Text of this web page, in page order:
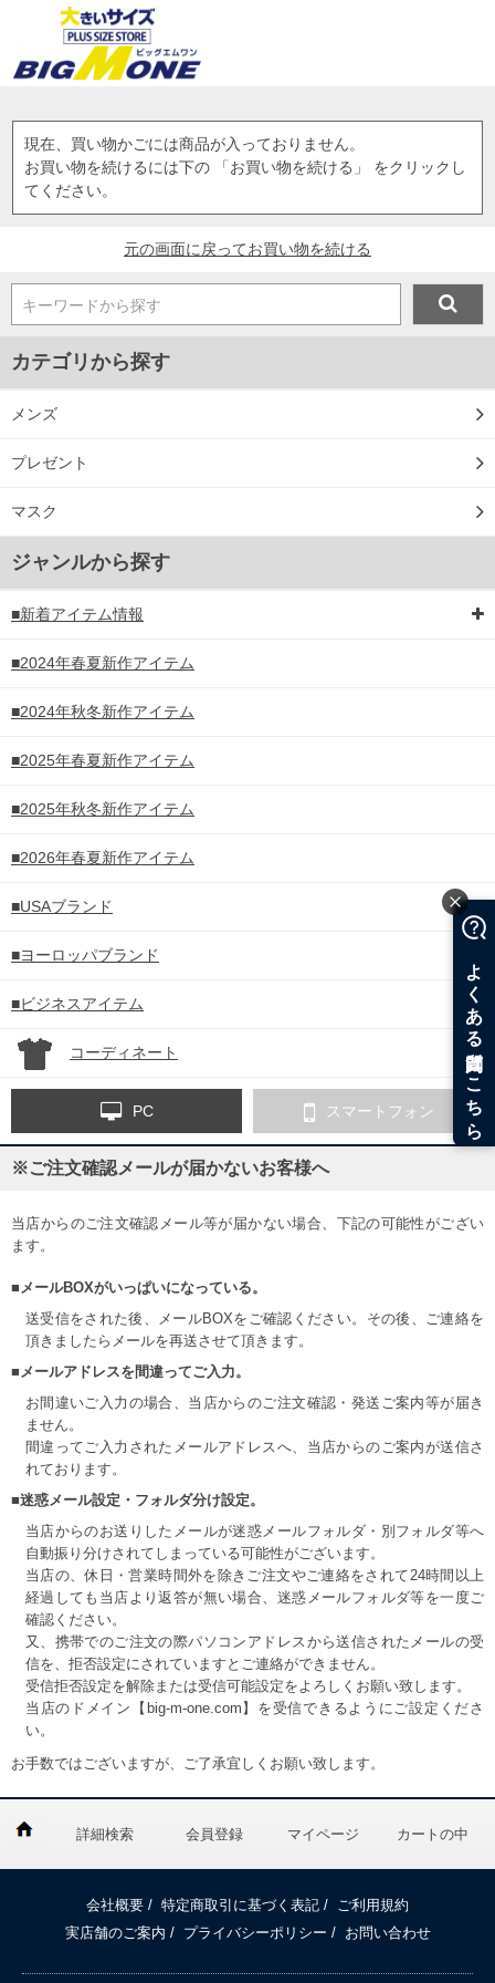
現在、買い物かごには商品が入っておりません。
お買い物を続けるには下の 「お買い物を続ける」 をクリックし
てください。
元の画面に戻ってお買い物を続ける
キーワードから探す
カテゴリから探す
メンズ
プレゼント
マスク
ジャンルから探す
■新着アイテム情報
■2024年春夏新作アイテム
■2024年秋冬新作アイテム
■2025年春夏新作アイテム
■2025年秋冬新作アイテム
■2026年春夏新作アイテム
■USAブランド
■ヨーロッパブランド
■ビジネスアイテム
コーディネート
PC スマートフォン
※ご注文確認メールが届かないお客様へ
当店からのご注文確認メール等が届かない場合、下記の可能性がござい
ます。
■メールBOXがいっぱいになっている。
送受信をされた後、メールBOXをご確認ください。その後、ご連絡を
頂きましたらメールを再送させて頂きます。
■メールアドレスを間違ってご入力。
お間違いご入力の場合、当店からのご注文確認・発送ご案内等が届き
ません。
間違ってご入力されたメールアドレスへ、当店からのご案内が送信さ
れております。
■迷惑メール設定・フォルダ分け設定。
当店からのお送りしたメールが迷惑メールフォルダ・別フォルダ等へ
自動振り分けされてしまっている可能性がございます。
当店の、休日・営業時間外を除きご注文やご連絡をされて24時間以上
経過しても当店より返答が無い場合、迷惑メールフォルダ等を一度ご
確認ください。
又、携帯でのご注文の際パソコンアドレスから送信されたメールの受
信を、拒否設定にされていますとご連絡ができません。
受信拒否設定を解除または受信可能設定をよろしくお願い致します。
当店のドメイン【big-m-one.com】を受信できるようにご設定くださ
い。
お手数ではございますが、ご了承宜しくお願い致します。
詳細検索 会員登録 マイページ カートの中
会社概要 / 特定商取引に基づく表記 /
ご利用規約
実店舗のご案内 / プライバシーポリシー / お問い合わせ